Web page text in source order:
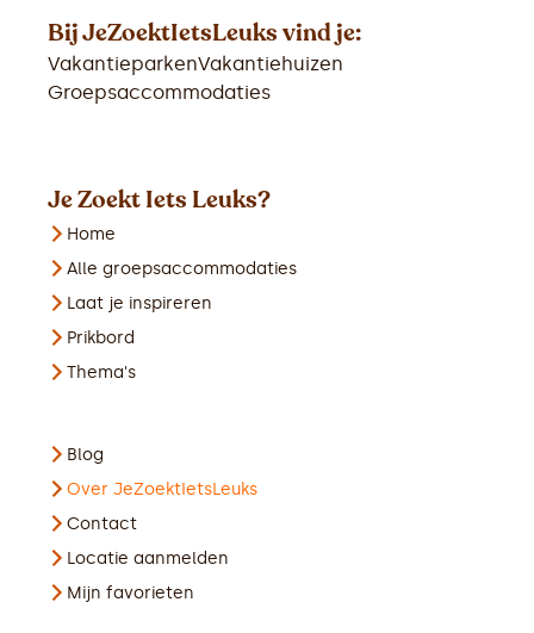
Bij JeZoektIetsLeuks vind je:
VakantieparkenVakantiehuizen
Groepsaccommodaties
Je Zoekt Iets Leuks?
Home
Alle groepsaccommodaties
Laat je inspireren
Prikbord
Thema's
Blog
Over JeZoektIetsLeuks
Contact
Locatie aanmelden
Mijn favorieten